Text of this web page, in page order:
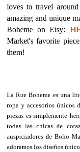
loves to travel
amazing and unique
Bohemeon Etsy:
Market's favorite
them!
La Rue Boheme es una
ropa y accesorios únicos
piezas es simplemente
todas las chicas de
auspiciadores de Boho
adoramos los diseños